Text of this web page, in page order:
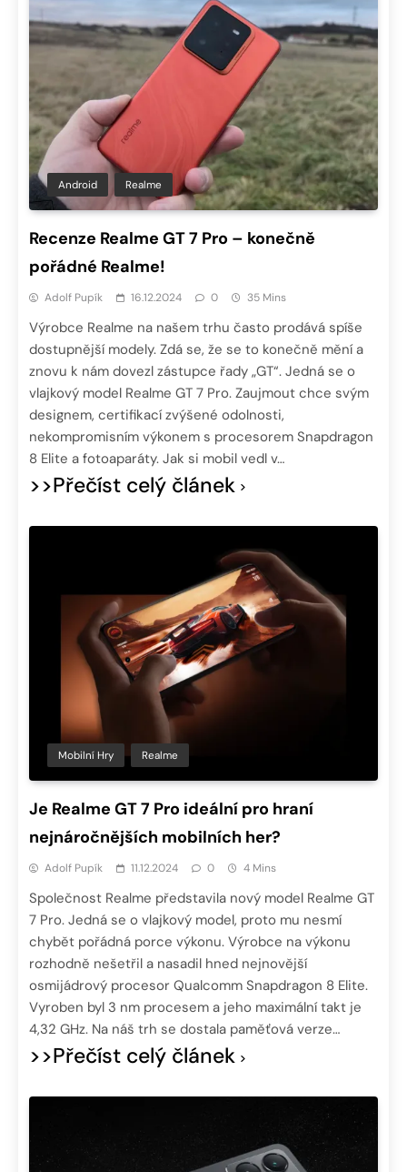
Android Realme
Recenze Realme GT 7 Pro – konečně
pořádné Realme!
Adolf Pupík 16.12.2024 0 35 Mins
Výrobce Realme na našem trhu často prodává spíše
dostupnější modely. Zdá se, že se to konečně mění a
znovu k nám dovezl zástupce řady „GT“. Jedná se o
vlajkový model Realme GT 7 Pro. Zaujmout chce svým
designem, certifikací zvýšené odolnosti,
nekompromisním výkonem s procesorem Snapdragon
8 Elite a fotoaparáty. Jak si mobil vedl v…
>>Přečíst celý článek
Mobilní Hry Realme
Je Realme GT 7 Pro ideální pro hraní
nejnáročnějších mobilních her?
Adolf Pupík 11.12.2024 0 4 Mins
Společnost Realme představila nový model Realme GT
7 Pro. Jedná se o vlajkový model, proto mu nesmí
chybět pořádná porce výkonu. Výrobce na výkonu
rozhodně nešetřil a nasadil hned nejnovější
osmijádrový procesor Qualcomm Snapdragon 8 Elite.
Vyroben byl 3 nm procesem a jeho maximální takt je
4,32 GHz. Na náš trh se dostala paměťová verze…
>>Přečíst celý článek